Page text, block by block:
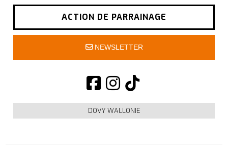
ACTION DE PARRAINAGE
NEWSLETTER
DOVY WALLONIE